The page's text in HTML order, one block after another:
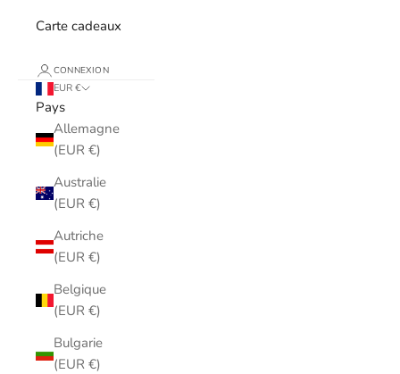
Carte cadeaux
CONNEXION
EUR €
Pays
Allemagne
(EUR €)
Australie
(EUR €)
Autriche
(EUR €)
Belgique
(EUR €)
Bulgarie
(EUR €)